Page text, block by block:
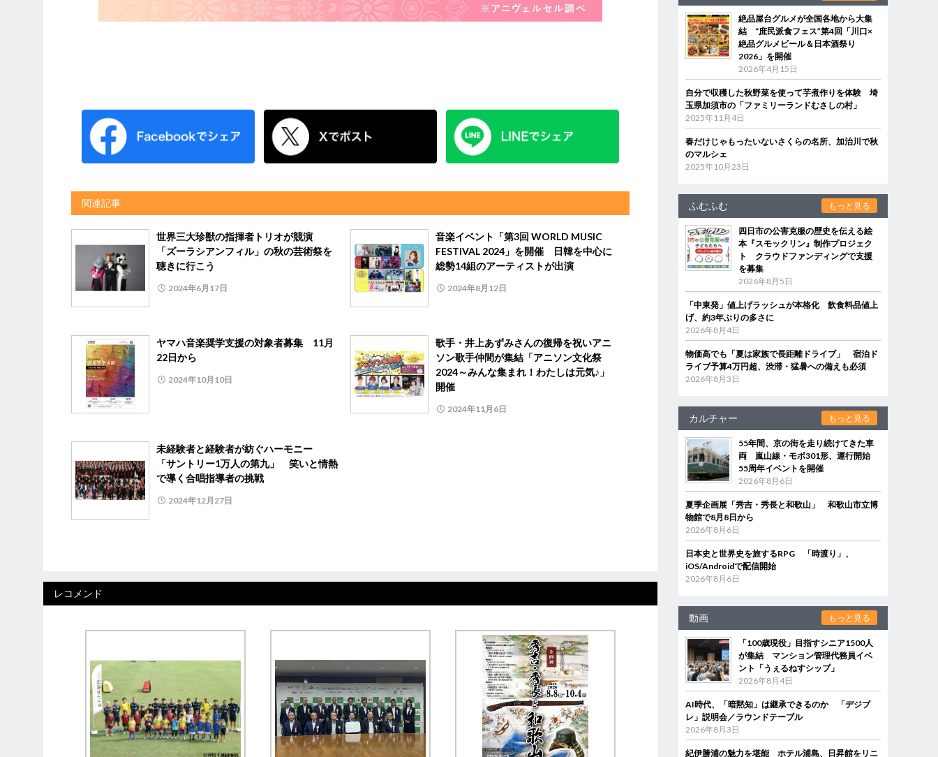
関連記事
世界三大珍獣の指揮者トリオが競演
「ズーラシアンフィル」の秋の芸術祭を
聴きに行こう
2024年6月17日
音楽イベント「第3回 WORLD MUSIC
FESTIVAL 2024」を開催 日韓を中心に
総勢14組のアーティストが出演
2024年8月12日
ヤマハ音楽奨学支援の対象者募集 11月
22日から
2024年10月10日
歌手・井上あずみさんの復帰を祝いアニ
ソン歌手仲間が集結「アニソン文化祭
2024～みんな集まれ！わたしは元気♪」
開催
2024年11月6日
未経験者と経験者が紡ぐハーモニー
「サントリー1万人の第九」 笑いと情熱
で導く合唱指導者の挑戦
2024年12月27日
レコメンド
絶品屋台グルメが全国各地から大集
結 “庶民派食フェス”第4回「川口×
絶品グルメビール＆日本酒祭り
2026」を開催
2026年4月15日
自分で収穫した秋野菜を使って芋煮作りを体験 埼
玉県加須市の「ファミリーランドむさしの村」
2025年11月4日
春だけじゃもったいないさくらの名所、加治川で秋
のマルシェ
2025年10月23日
ふむふむ もっと見る
四日市の公害克服の歴史を伝える絵
本『スモックリン』制作プロジェク
ト クラウドファンディングで支援
を募集
2026年8月5日
「中東発」値上げラッシュが本格化 飲食料品値上
げ、約3年ぶりの多さに
2026年8月4日
物価高でも「夏は家族で長距離ドライブ」 宿泊ド
ライブ予算4万円超、渋滞・猛暑への備えも必須
2026年8月3日
カルチャー もっと見る
55年間、京の街を走り続けてきた車
両 嵐山線・モボ301形、運行開始
55周年イベントを開催
2026年8月6日
夏季企画展「秀吉・秀長と和歌山」 和歌山市立博
物館で8月8日から
2026年8月6日
日本史と世界史を旅するRPG 「時渡り」、
iOS/Androidで配信開始
2026年8月6日
動画 もっと見る
「100歳現役」目指すシニア1500人
が集結 マンション管理代務員イベ
ント「うぇるねすシップ」
2026年8月4日
AI時代、「暗黙知」は継承できるのか 「デジブ
レ」説明会／ラウンドテーブル
2026年8月3日
紀伊勝浦の魅力を堪能 ホテル浦島、日昇館をリニ